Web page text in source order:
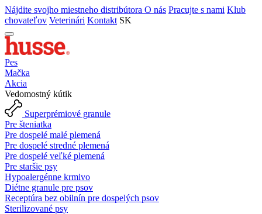
Nájdite svojho miestneho distribútora O nás Pracujte s nami Klub
chovateľov Veterinári Kontakt SK
Pes
Mačka
Akcia
Vedomostný kútik
Superprémiové granule
Pre šteniatka
Pre dospelé malé plemená
Pre dospelé stredné plemená
Pre dospelé veľké plemená
Pre staršie psy
Hypoalergénne krmivo
Diétne granule pre psov
Receptúra bez obilnín pre dospelých psov
Sterilizované psy